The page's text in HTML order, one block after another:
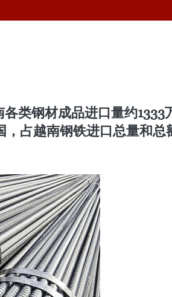
类钢材成品进口量约
占越南钢铁进口总量和